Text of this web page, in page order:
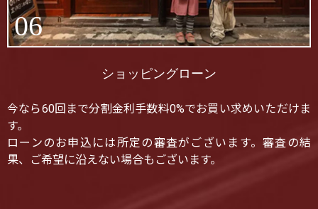
06
ショッピングローン
今なら60回まで分割金利手数料0%でお買い求めいただけま
す。
ローンのお申込には所定の審査がございます。審査の結
果、ご希望に沿えない場合もございます。